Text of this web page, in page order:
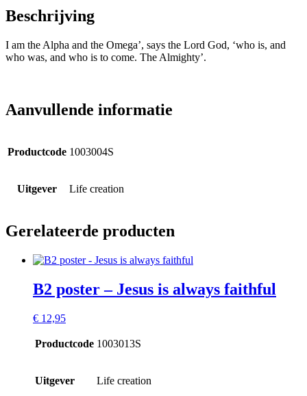
Beschrijving
I am the Alpha and the Omega’, says the Lord God, ‘who is, and
who was, and who is to come. The Almighty’.
Aanvullende informatie
Productcode 1003004S
Uitgever Life creation
Gerelateerde producten
B2 poster – Jesus is always faithful
€ 12,95
Productcode 1003013S
Uitgever Life creation